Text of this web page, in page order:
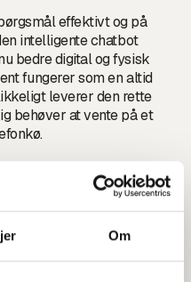
Om
effektivt og på
intelligente chatbot
bedre digital og fysisk
fungerer som en altid
leverer den rette
behøver at vente på et
med Karla, da
hurtigere for vores
spørgsmål
er med til at